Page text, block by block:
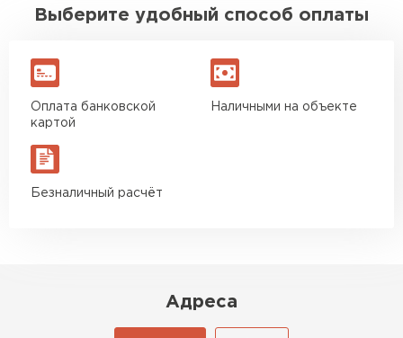
Выберите удобный способ оплаты
Оплата банковской
картой
Наличными на объекте
Безналичный расчёт
Адреса